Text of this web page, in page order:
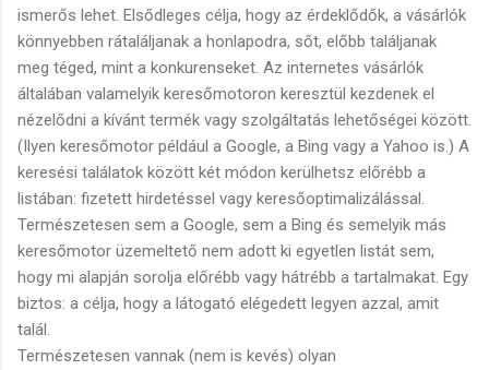
ismerős lehet. Elsődleges célja, hogy az érdeklődők, a vásárlók
könnyebben rátaláljanak a honlapodra, sőt, előbb találjanak
meg téged, mint a konkurenseket. Az internetes vásárlók
általában valamelyik keresőmotoron keresztül kezdenek el
nézelődni a kívánt termék vagy szolgáltatás lehetőségei között.
(Ilyen keresőmotor például a Google, a Bing vagy a Yahoo is.) A
keresési találatok között két módon kerülhetsz előrébb a
listában: fizetett hirdetéssel vagy keresőoptimalizálással.
Természetesen sem a Google, sem a Bing és semelyik más
keresőmotor üzemeltető nem adott ki egyetlen listát sem,
hogy mi alapján sorolja előrébb vagy hátrébb a tartalmakat. Egy
biztos: a célja, hogy a látogató elégedett legyen azzal, amit
talál.
Természetesen vannak (nem is kevés) olyan